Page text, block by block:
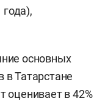
основных
в Татарстане
оценивает в 42%